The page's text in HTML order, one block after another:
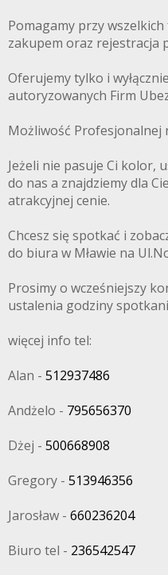
Pomagamy przy
zakupem oraz rejestracja
Oferujemy tylko i
autoryzowanych Firm
Możliwość Profesjonalnej
Jeżeli nie pasuje Ci kolor,
do nas a znajdziemy dla
atrakcyjnej cenie.
Chcesz się spotkać i
do biura w Mławie na
Prosimy o wcześniejszy
ustalenia godziny
więcej info tel:
Alan - 512937486
Andżelo - 795656370
Dżej - 500668908
Gregory - 513946356
Jarosław - 660236204
Biuro tel - 236542547